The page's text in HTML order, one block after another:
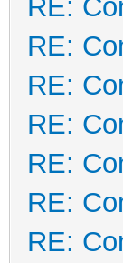
RE:
RE:
RE:
RE:
RE:
RE:
RE: